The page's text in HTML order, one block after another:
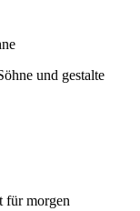
und gestalte
für morgen